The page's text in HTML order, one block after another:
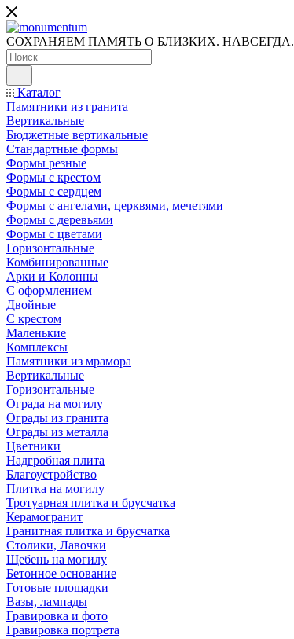
СОХРАНЯЕМ ПАМЯТЬ О БЛИЗКИХ. НАВСЕГДА.
Каталог
Памятники из гранита
Вертикальные
Бюджетные вертикальные
Стандартные формы
Формы резные
Формы с крестом
Формы с сердцем
Формы с ангелами, церквями, мечетями
Формы с деревьями
Формы с цветами
Горизонтальные
Комбинированные
Арки и Колонны
С оформлением
Двойные
С крестом
Маленькие
Комплексы
Памятники из мрамора
Вертикальные
Горизонтальные
Ограда на могилу
Ограды из гранита
Ограды из металла
Цветники
Надгробная плита
Благоустройство
Плитка на могилу
Тротуарная плитка и брусчатка
Керамогранит
Гранитная плитка и брусчатка
Столики, Лавочки
Щебень на могилу
Бетонное основание
Готовые площадки
Вазы, лампады
Гравировка и фото
Гравировка портрета